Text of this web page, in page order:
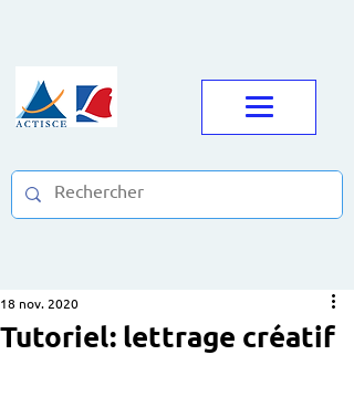
Tutoriel: lettrage créatif
18 nov. 2020